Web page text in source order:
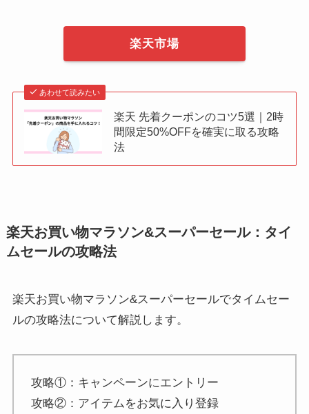
楽天市場
あわせて読みたい
楽天 先着クーポンのコツ5選｜2時
間限定50%OFFを確実に取る攻略
法
楽天お買い物マラソン&スーパーセール：タイ
ムセールの攻略法
楽天お買い物マラソン&スーパーセールでタイムセー
ルの攻略法について解説します。
攻略①：キャンペーンにエントリー
攻略②：アイテムをお気に入り登録